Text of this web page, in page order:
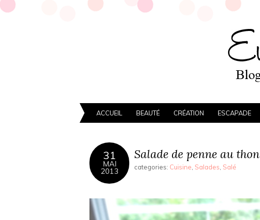
ACCUEIL BEAUTÉ CRÉATION ESCAPADE
31
MAI
2013
Salade de penne au thon
categories: Cuisine Salades Salé